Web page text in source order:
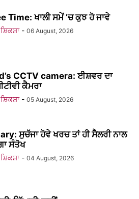
Time: ਖਾਲੀ ਸਮੇਂ ’ਚ ਕੁਝ ਹੋ ਜਾਵੇ
- 06 August, 2026
CCTV camera: ਈਸ਼ਵਰ ਦਾ
ਕੈਮਰਾ
- 05 August, 2026
ਸੁਚੱਜਾ ਹੋਵੇ ਖਰਚ ਤਾਂ ਹੀ ਸੈਲਰੀ ਨਾਲ
ਸੰਤੋਖ
- 04 August, 2026